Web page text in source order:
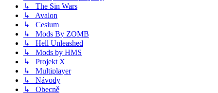
↳ The Sin Wars
↳ Avalon
↳ Cesium
↳ Mods By ZOMB
↳ Hell Unleashed
↳ Mods by HMS
↳ Projekt X
↳ Multiplayer
↳ Návody
↳ Obecně